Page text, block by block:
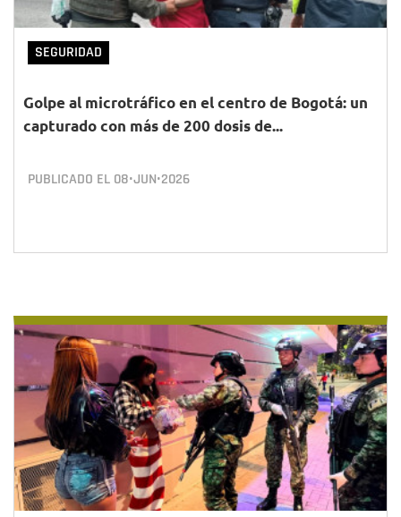
SEGURIDAD
Golpe al microtráfico en el centro de Bogotá: un
capturado con más de 200 dosis de...
PUBLICADO EL 08•JUN•2026